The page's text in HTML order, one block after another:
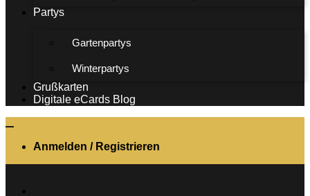
Partys
Gartenpartys
Winterpartys
Grußkarten
Digitale eCards Blog
Anmelden / Registrieren